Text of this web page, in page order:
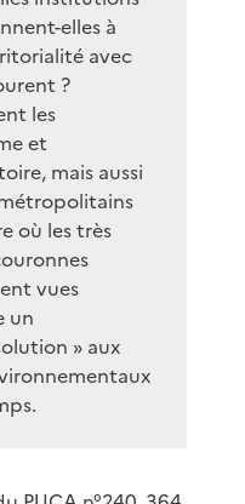
elles à
avec
?
les
et
mais aussi
où les très
vues
un
» aux